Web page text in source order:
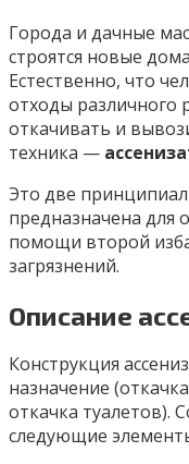
Города и дачные
строятся новые
Естественно, что
отходы различного
откачивать и
техника —
Это две
предназначена для
помощи второй
загрязнений.
Описание
Конструкция
назначение
откачка туалетов).
следующие